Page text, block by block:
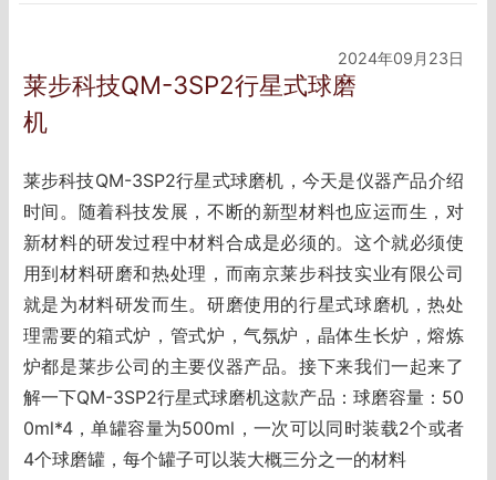
2024年09月23日
莱步科技QM-3SP2行星式球磨
机
莱步科技QM-3SP2行星式球磨机，今天是仪器产品介绍
时间。随着科技发展，不断的新型材料也应运而生，对
新材料的研发过程中材料合成是必须的。这个就必须使
用到材料研磨和热处理，而南京莱步科技实业有限公司
就是为材料研发而生。研磨使用的行星式球磨机，热处
理需要的箱式炉，管式炉，气氛炉，晶体生长炉，熔炼
炉都是莱步公司的主要仪器产品。接下来我们一起来了
解一下QM-3SP2行星式球磨机这款产品：球磨容量：50
0ml*4，单罐容量为500ml，一次可以同时装载2个或者
4个球磨罐，每个罐子可以装大概三分之一的材料